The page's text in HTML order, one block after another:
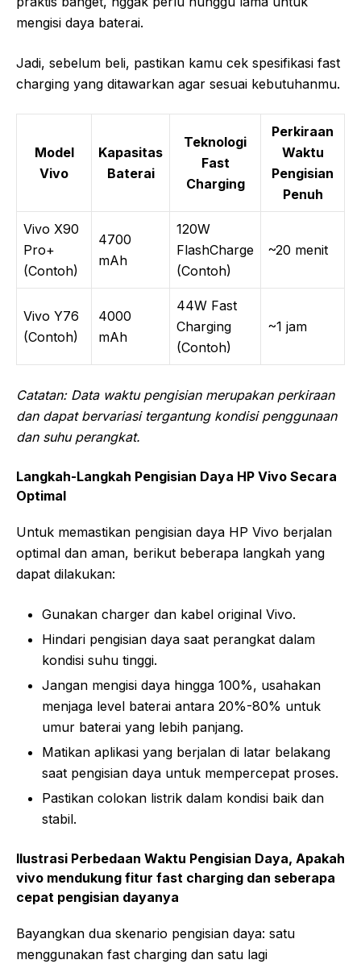
mengisi daya baterai.
Jadi, sebelum beli, pastikan kamu cek spesifikasi fast
charging yang ditawarkan agar sesuai kebutuhanmu.
Model
Vivo
Kapasitas
Baterai
Teknologi
Fast
Charging
Perkiraan
Waktu
Pengisian
Penuh
Vivo X90
Pro+
(Contoh)
4700
mAh
120W
FlashCharge
(Contoh)
~20 menit
Vivo Y76
(Contoh)
4000
mAh
44W Fast
Charging
(Contoh)
~1 jam
Catatan: Data waktu pengisian merupakan perkiraan
dan dapat bervariasi tergantung kondisi penggunaan
dan suhu perangkat.
Langkah-Langkah Pengisian Daya HP Vivo Secara
Optimal
Untuk memastikan pengisian daya HP Vivo berjalan
optimal dan aman, berikut beberapa langkah yang
dapat dilakukan:
Gunakan charger dan kabel original Vivo.
Hindari pengisian daya saat perangkat dalam
kondisi suhu tinggi.
Jangan mengisi daya hingga 100%, usahakan
menjaga level baterai antara 20%-80% untuk
umur baterai yang lebih panjang.
Matikan aplikasi yang berjalan di latar belakang
saat pengisian daya untuk mempercepat proses.
Pastikan colokan listrik dalam kondisi baik dan
stabil.
Ilustrasi Perbedaan Waktu Pengisian Daya, Apakah
vivo mendukung fitur fast charging dan seberapa
cepat pengisian dayanya
Bayangkan dua skenario pengisian daya: satu
menggunakan fast charging dan satu lagi